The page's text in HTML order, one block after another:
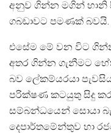
අනුව ගින්න මගින් හානි
ගබඩාවට පමණක් බවයි.
එසේම මේ වන විට
අතර ගින්න ගැනීමට
බව ලේකම්යරයා
පරික්ෂණ කටයුතු සිදු
සම්බන්ධයෙන් සොයා
දෙපාර්තමේන්තුව හා